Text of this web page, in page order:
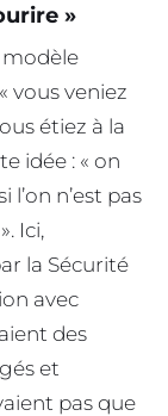
»
modèle
vous veniez
étiez à la
idée : « on
n’est pas
Ici,
la Sécurité
avec
des
et
pas que